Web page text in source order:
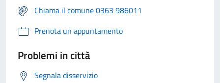
Chiama il comune 0363 986011
Prenota un appuntamento
Problemi in città
Segnala disservizio